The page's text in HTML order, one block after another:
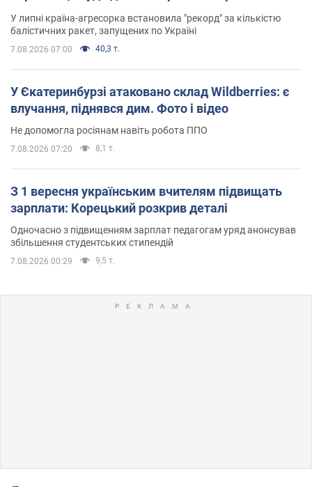
У липні країна-агресорка встановила "рекорд" за кількістю
балістичних ракет, запущених по Україні
7.08.2026 07:00 40,3 т.
У Єкатеринбурзі атаковано склад Wildberries: є
влучання, піднявся дим. Фото і відео
Не допомогла росіянам навіть робота ППО
7.08.2026 07:20 8,1 т.
З 1 вересня українським вчителям підвищать
зарплати: Корецький розкрив деталі
Одночасно з підвищенням зарплат педагогам уряд анонсував
збільшення студентських стипендій
7.08.2026 00:29 9,5 т.